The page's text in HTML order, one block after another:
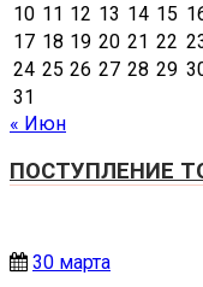
10 11 12 13 14 15
17 18 19 20 21 22
24 25 26 27 28 29
31
« Июн
ПОСТУПЛЕНИЕ
30 марта